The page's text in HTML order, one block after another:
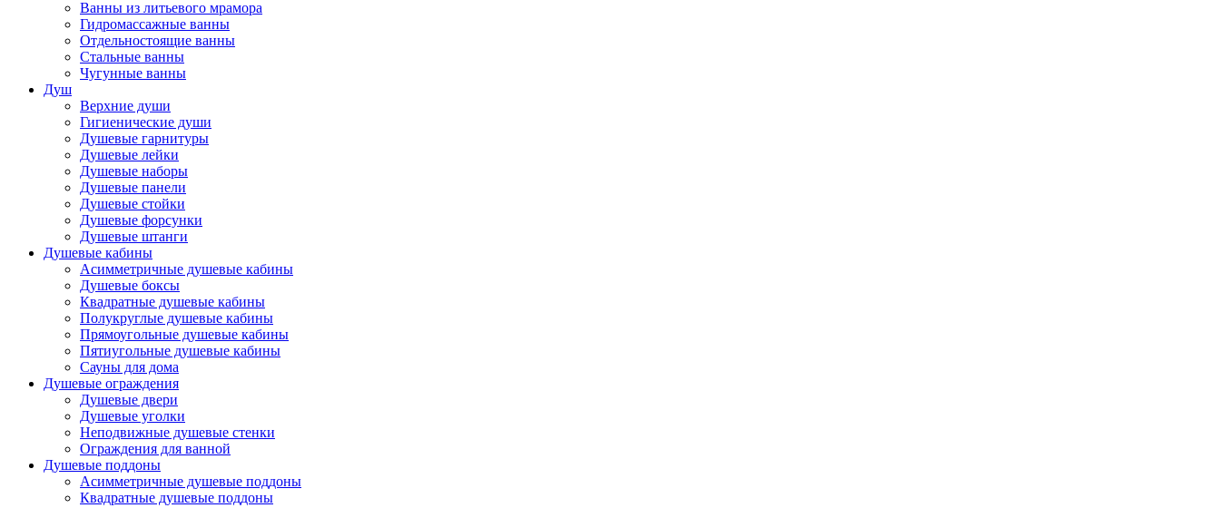
Ванны из литьевого мрамора
Гидромассажные ванны
Отдельностоящие ванны
Стальные ванны
Чугунные ванны
Душ
Верхние души
Гигиенические души
Душевые гарнитуры
Душевые лейки
Душевые наборы
Душевые панели
Душевые стойки
Душевые форсунки
Душевые штанги
Душевые кабины
Асимметричные душевые кабины
Душевые боксы
Квадратные душевые кабины
Полукруглые душевые кабины
Прямоугольные душевые кабины
Пятиугольные душевые кабины
Сауны для дома
Душевые ограждения
Душевые двери
Душевые уголки
Неподвижные душевые стенки
Ограждения для ванной
Душевые поддоны
Асимметричные душевые поддоны
Квадратные душевые поддоны